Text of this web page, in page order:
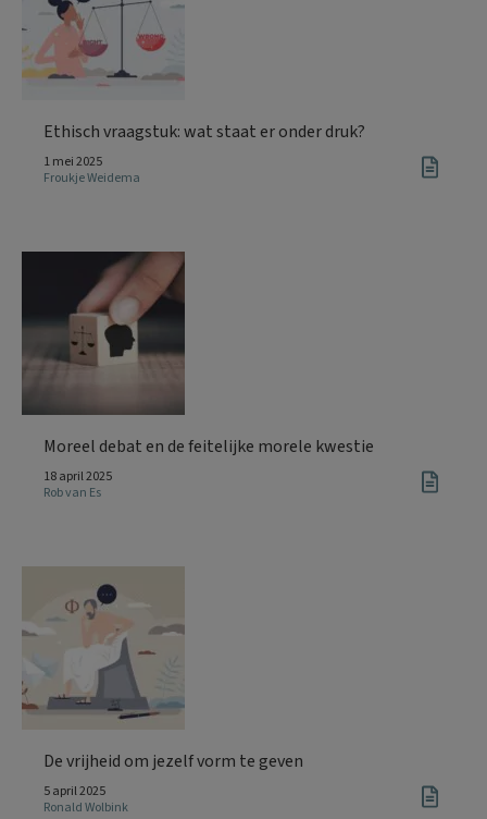
Ethisch vraagstuk: wat staat er onder druk?
1 mei 2025
Froukje Weidema
Moreel debat en de feitelijke morele kwestie
18 april 2025
Rob van Es
De vrijheid om jezelf vorm te geven
5 april 2025
Ronald Wolbink